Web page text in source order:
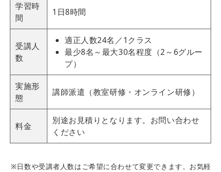
学習時
間
1日8時間
受講人
数
適正人数24名／1クラス
最少8名～最大30名程度（2～6グルー
プ）
実施形
態
講師派遣（教室研修・オンライン研修）
料金
別途お見積りとなります。お問い合わせ
ください
※日数や受講者人数はご希望に合わせて変更できます。お気軽